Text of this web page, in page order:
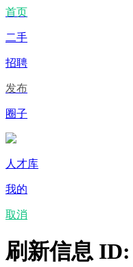
首页
二手
招聘
发布
圈子
人才库
我的
取消
刷新信息 ID: